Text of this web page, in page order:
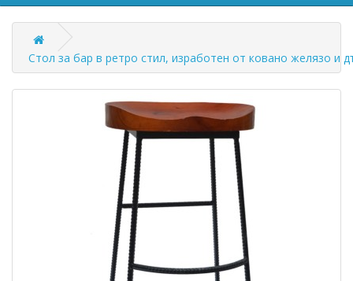
Стол за бар в ретро стил, изработен от ковано желязо и